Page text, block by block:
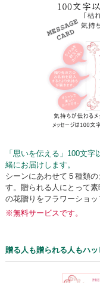
「思いを伝える」100文
緒にお届けします。
シーンにあわせて５種類
す。贈られる人にとって
の花贈りをフラワーショッ
※無料サービスです。
贈る人も贈られる人もハ